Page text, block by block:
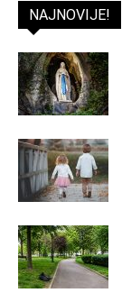
NAJNOVIJE!